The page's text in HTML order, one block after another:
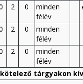
2 0
minden
félév
2 0
minden
félév
2 0
minden
félév
kötelező tárgyakon